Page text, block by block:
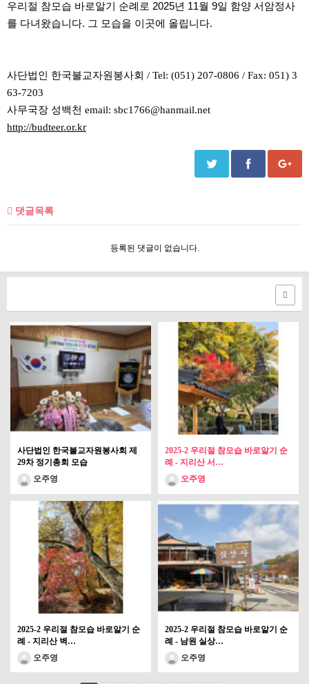
우리절 참모습 바로알기 순례로 2025년 11월 9일 함양 서암정사
를 다녀왔습니다. 그 모습을 이곳에 올립니다.
사단법인 한국불교자원봉사회 / Tel: (051) 207-0806 / Fax: 051) 3
63-7203
사무국장 성백천 email: sbc1766@hanmail.net
http://budteer.or.kr
댓글목록
등록된 댓글이 없습니다.
사단법인 한국불교자원봉사회 제
29차 정기총회 모습
오주영
2025-2 우리절 참모습 바로알기 순
례 - 지리산 서…
오주영
2025-2 우리절 참모습 바로알기 순
례 - 지리산 벽…
오주영
2025-2 우리절 참모습 바로알기 순
례 - 남원 실상…
오주영